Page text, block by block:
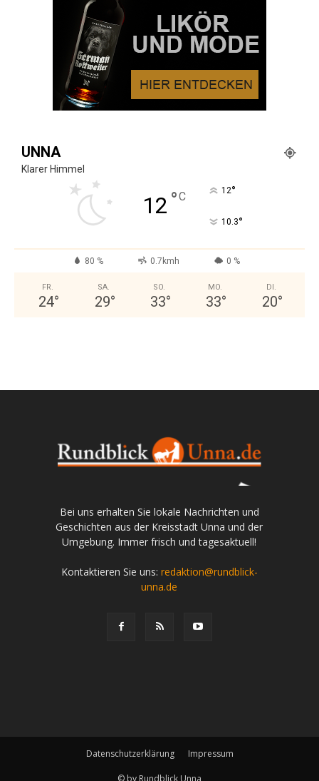
UNNA
Klarer Himmel
12 °C 12°
10.3°
80 % 0.7kmh 0 %
FR.
24°
SA.
29°
SO.
33°
MO.
33°
DI.
20°
Bei uns erhalten Sie lokale Nachrichten und
Geschichten aus der Kreisstadt Unna und der
Umgebung. Immer frisch und tagesaktuell!
Kontaktieren Sie uns: redaktion@rundblick-
unna.de
Datenschutzerklärung Impressum
© by Rundblick Unna